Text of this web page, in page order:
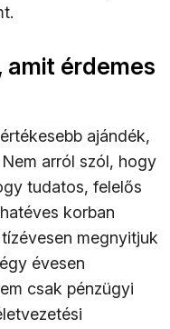
érdemes
ajándék,
arról szól, hogy
tudatos, felelős
korban
megnyitjuk
évesen
csak pénzügyi